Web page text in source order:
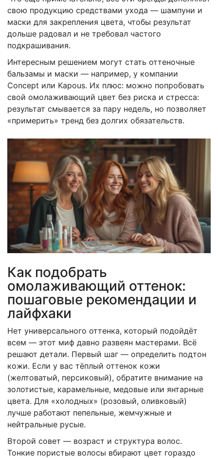
свою продукцию средствами ухода — шампуни и
маски для закрепления цвета, чтобы результат
дольше радовал и не требовал частого
подкрашивания.
Интересным решением могут стать оттеночные
бальзамы и маски — например, у компании
Concept или Kapous. Их плюс: можно попробовать
свой омолаживающий цвет без риска и стресса:
результат смывается за пару недель, но позволяет
«примерить» тренд без долгих обязательств.
Как подобрать
омолаживающий оттенок:
пошаговые рекомендации и
лайфхаки
Нет универсального оттенка, который подойдёт
всем — этот миф давно развеян мастерами. Всё
решают детали. Первый шаг — определить подтон
кожи. Если у вас тёплый оттенок кожи
(желтоватый, персиковый), обратите внимание на
золотистые, карамельные, медовые или янтарные
цвета. Для «холодных» (розовый, оливковый)
лучше работают пепельные, жемчужные и
нейтральные русые.
Второй совет — возраст и структура волос.
Тонкие пористые волосы вбирают цвет гораздо